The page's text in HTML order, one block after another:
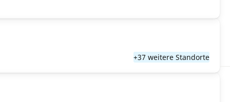
+37 weitere Standorte